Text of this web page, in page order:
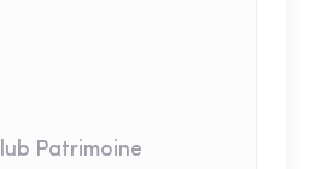
Patrimoine